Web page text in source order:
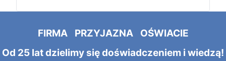
FIRMA PRZYJAZNA OŚWIACIE
Od 25 lat dzielimy się doświadczeniem i wiedzą!